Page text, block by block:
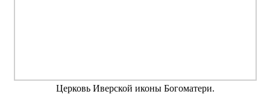
Церковь Иверской иконы Богоматери.